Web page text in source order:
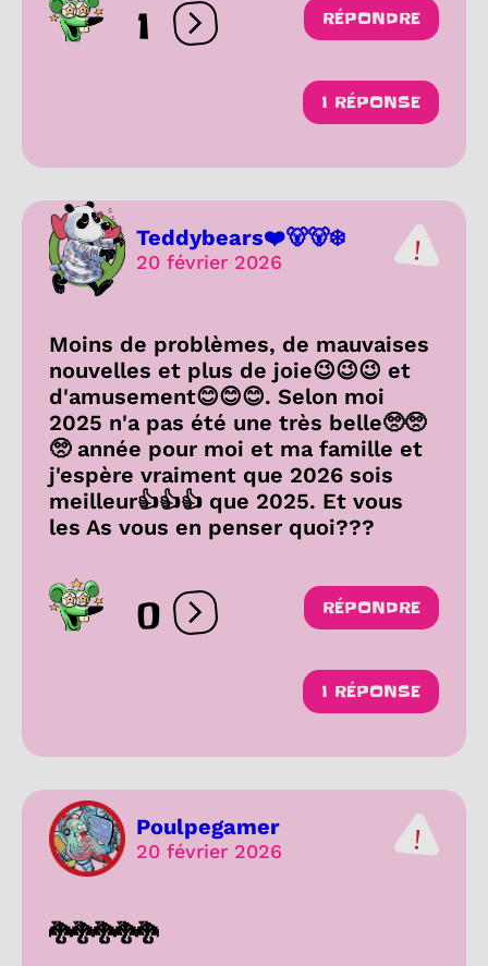
1 Ouvrir les réactions
RÉPONDRE
1 RÉPONSE
Teddybears❤️🐻🐻‍❄️
20 février 2026
Moins de problèmes, de mauvaises
nouvelles et plus de joie😉😉😉 et
d'amusement😊😊😊. Selon moi
2025 n'a pas été une très belle🥺🥺
🥺 année pour moi et ma famille et
j'espère vraiment que 2026 sois
meilleur👍👍👍 que 2025. Et vous
les As vous en penser quoi???
0 Ouvrir les réactions
RÉPONDRE
1 RÉPONSE
Poulpegamer
20 février 2026
🐉🐉🐉🐉🐉